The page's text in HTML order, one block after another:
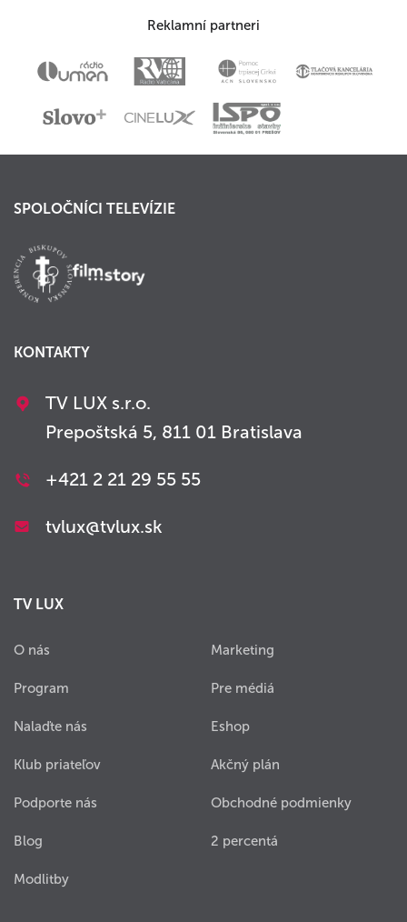
Reklamní partneri
SPOLOČNÍCI TELEVÍZIE
KONTAKTY
TV LUX s.r.o.
Prepoštská 5, 811 01 Bratislava
+421 2 21 29 55 55
tvlux@tvlux.sk
TV LUX
O nás
Program
Nalaďte nás
Klub priateľov
Podporte nás
Blog
Modlitby
Marketing
Pre médiá
Eshop
Akčný plán
Obchodné podmienky
2 percentá